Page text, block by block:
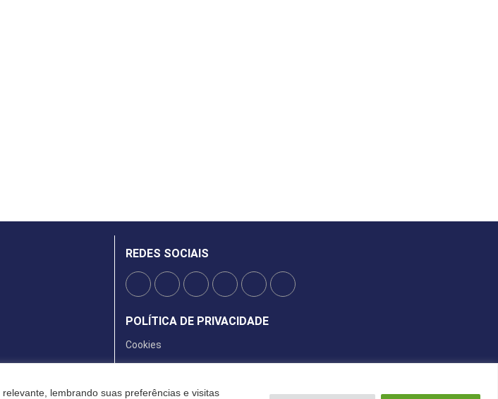
lembrando suas preferências e visitas
REDES SOCIAIS
POLÍTICA DE PRIVACIDADE
Cookies